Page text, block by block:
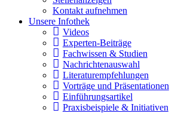
Kontakt aufnehmen
Unsere Infothek
Videos
Experten-Beiträge
Fachwissen & Studien
Nachrichtenauswahl
Literaturempfehlungen
Vorträge und Präsentationen
Einführungsartikel
Praxisbeispiele & Initiativen